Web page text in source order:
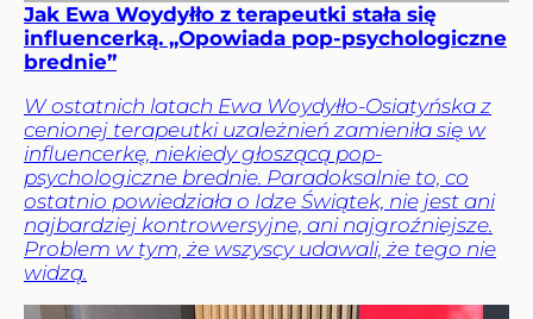
Jak Ewa Woydyłło z terapeutki stała się
influencerką. „Opowiada pop-psychologiczne
brednie”
W ostatnich latach Ewa Woydyłło-Osiatyńska z
cenionej terapeutki uzależnień zamieniła się w
influencerkę, niekiedy głoszącą pop-
psychologiczne brednie. Paradoksalnie to, co
ostatnio powiedziała o Idze Świątek, nie jest ani
najbardziej kontrowersyjne, ani najgroźniejsze.
Problem w tym, że wszyscy udawali, że tego nie
widzą.